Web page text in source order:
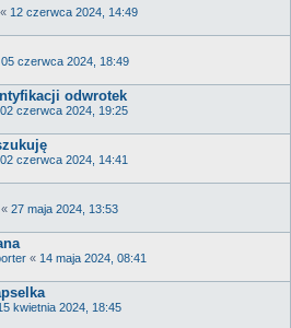
« 12 czerwca 2024, 14:49
05 czerwca 2024, 18:49
odwrotek
02 czerwca 2024, 19:25
02 czerwca 2024, 14:41
« 27 maja 2024, 13:53
« 14 maja 2024, 08:41
kwietnia 2024, 18:45